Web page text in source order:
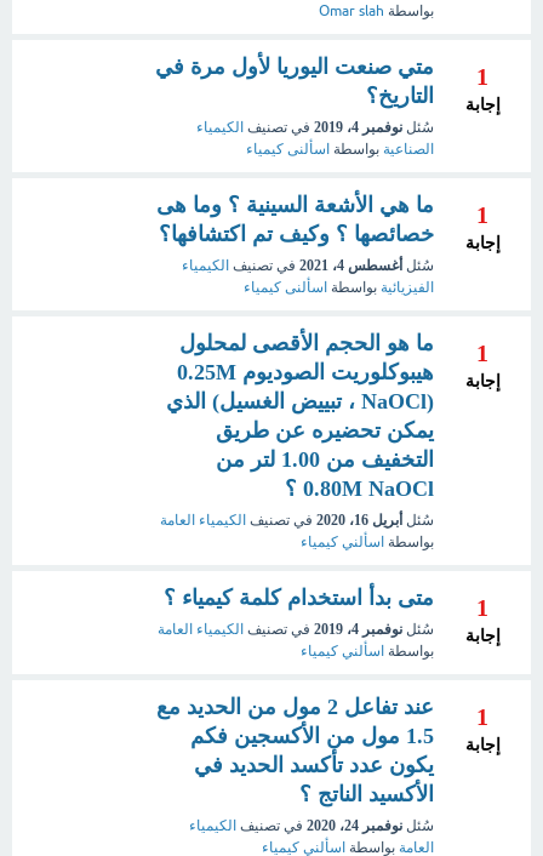
بواسطة Omar slah
1
إجابة
متي صنعت اليوريا لأول مرة في
التاريخ؟
سُئل نوفمبر 4، 2019 في تصنيف الكيمياء
الصناعية بواسطة اسألنى كيمياء
1
إجابة
ما هي الأشعة السينية ؟ وما هى
خصائصها ؟ وكيف تم اكتشافها؟
سُئل أغسطس 4، 2021 في تصنيف الكيمياء
الفيزيائية بواسطة اسألنى كيمياء
1
إجابة
ما هو الحجم الأقصى لمحلول
هيبوكلوريت الصوديوم 0.25M
(NaOCl ، تبييض الغسيل) الذي
يمكن تحضيره عن طريق
التخفيف من 1.00 لتر من
0.80M NaOCl ؟
سُئل أبريل 16، 2020 في تصنيف الكيمياء العامة
بواسطة اسألني كيمياء
1
إجابة
متى بدأ استخدام كلمة كيمياء ؟
سُئل نوفمبر 4، 2019 في تصنيف الكيمياء العامة
بواسطة اسألني كيمياء
1
إجابة
عند تفاعل 2 مول من الحديد مع
1.5 مول من الأكسجين فكم
يكون عدد تأكسد الحديد في
الأكسيد الناتج ؟
سُئل نوفمبر 24، 2020 في تصنيف الكيمياء
العامة بواسطة اسألني كيمياء